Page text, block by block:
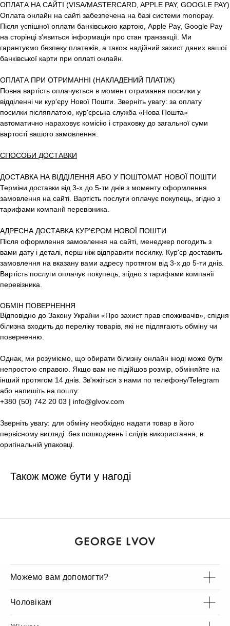
ОПЛАТА НА САЙТІ (VISA/MASTERCARD, APPLE PAY, GOOGLE PAY)
Оплата онлайн на сайті забезпечена на базі системи monopay.
Після успішної оплати банківською картою, Apple Pay, Google Pay
на сторінці з'явиться інформація про стан транзакції. Ми
гарантуємо безпеку платежів, а також надійний захист даних вашої
банківської карти при оплаті онлайн.
ОПЛАТА ПРИ ОТРИМАННІ (НАКЛАДЕНИЙ ПЛАТІЖ)
Повна вартість оплачується в момент отримання посилки у
відділенні чи кур'єру Нової Пошти. Зверніть увагу: за оплату
посилки післяплатою, кур'єрська служба «Нова Пошта»
автоматично нараховує комісію і страховку до загальної суми
вартості вашого замовлення.
СПОСОБИ ДОСТАВКИ
ДОСТАВКА НА ВІДДІЛЕННЯ АБО У ПОШТОМАТ НОВОЇ ПОШТИ
Терміни доставки від 3-х до 5-ти днів з моменту оформлення
замовлення на сайті. Вартість послуги оплачує покупець, згідно з
тарифами компанії перевізника.
АДРЕСНА ДОСТАВКА КУР’ЄРОМ НОВОЇ ПОШТИ
Після оформлення замовлення на сайті, менеджер погодить з
вами дату і деталі, перш ніж відправити посилку. Кур'єр доставить
замовлення на вказану вами адресу протягом від 3-х до 5-ти днів.
Вартість послуги оплачує покупець, згідно з тарифами компанії
перевізника.
ОБМІН ПОВЕРНЕННЯ
Відповідно до Закону України «Про захист прав споживачів», спідня
білизна входить до переліку товарів, які не підлягають обміну чи
поверненню.
Однак, ми розуміємо, що обирати білизну онлайн іноді може бути
непростою справою. Якщо вам не підійшов розмір, обміняйте на
інший протягом 14 днів. Зв'яжіться з нами по телефону/Telegram
або напишіть на пошту:
+380 (50) 742 20 03 | info@glvov.com
Зверніть увагу: для обміну необхідно надати товар в його
первісному вигляді: без пошкоджень і слідів використання, в
оригінальній упаковці.
Також може бути у нагоді
Можемо вам допомогти?
Чоловікам